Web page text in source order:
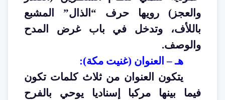
والعجز) رويها حرف “الذال” المشبع
باللأف، وتدخل في باب غرض المدح
والوصف.
هـ – العنوان (غنيت مكة):
يتكون العنوان من ثلاث كلمات تكون
فيما بينها مركبا إسناديا يوحي بالفرح